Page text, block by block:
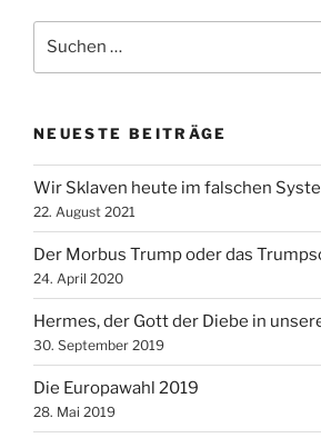
nach:
NEUESTE BEITRÄGE
Wir Sklaven heute im falschen
22. August 2021
Der Morbus Trump oder das
24. April 2020
Hermes, der Gott der Diebe in
30. September 2019
Die Europawahl 2019
28. Mai 2019